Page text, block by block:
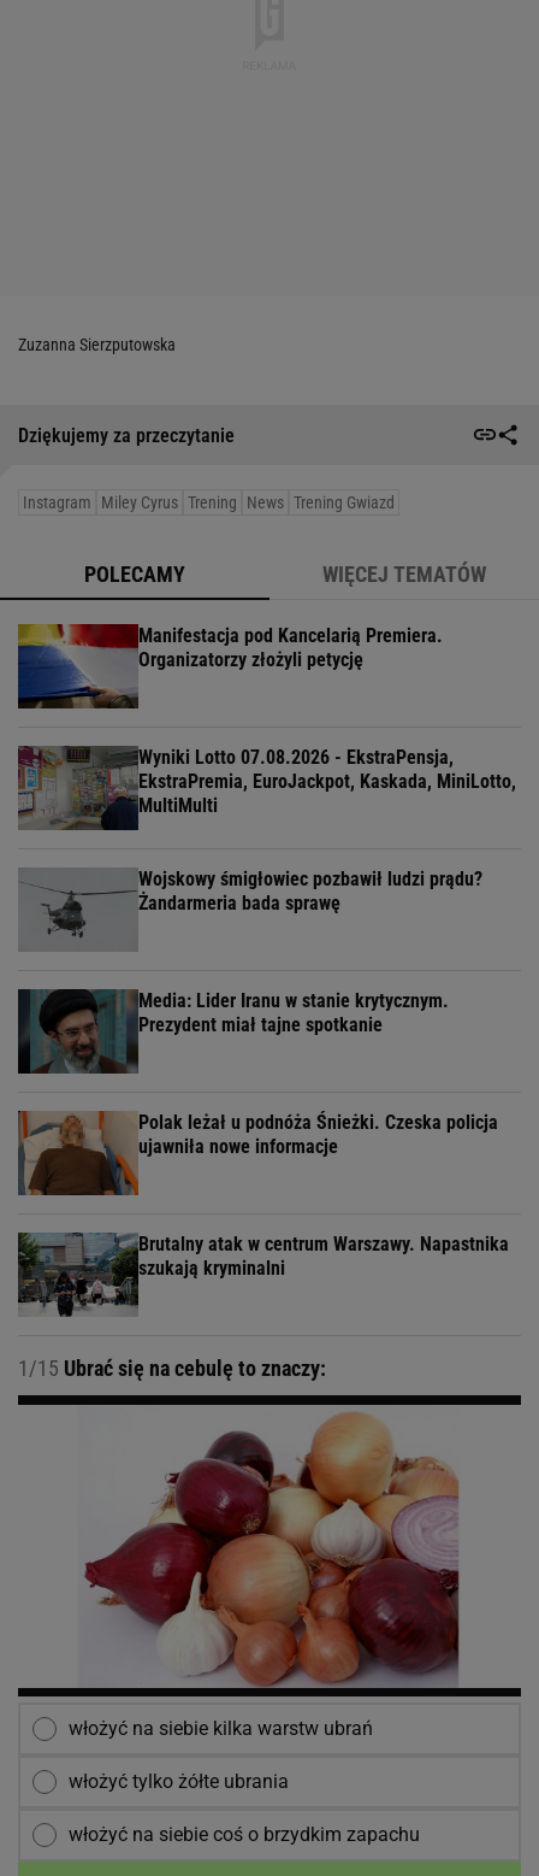
Zuzanna Sierzputowska
Dziękujemy za przeczytanie
Instagram Miley Cyrus Trening News Trening Gwiazd
POLECAMY WIĘCEJ TEMATÓW
Manifestacja pod Kancelarią Premiera.
Organizatorzy złożyli petycję
Wyniki Lotto 07.08.2026 - EkstraPensja,
EkstraPremia, EuroJackpot, Kaskada, MiniLotto,
MultiMulti
Wojskowy śmigłowiec pozbawił ludzi prądu?
Żandarmeria bada sprawę
Media: Lider Iranu w stanie krytycznym.
Prezydent miał tajne spotkanie
Polak leżał u podnóża Śnieżki. Czeska policja
ujawniła nowe informacje
Brutalny atak w centrum Warszawy. Napastnika
szukają kryminalni
1/15 Ubrać się na cebulę to znaczy:
włożyć na siebie kilka warstw ubrań
włożyć tylko żółte ubrania
włożyć na siebie coś o brzydkim zapachu